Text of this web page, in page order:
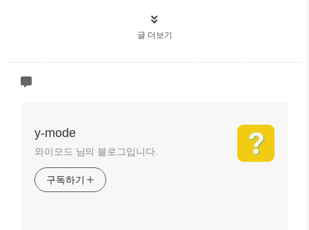
글 더보기
y-mode
와이모드 님의 블로그입니다.
구독하기